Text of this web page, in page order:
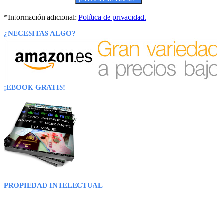
*Información adicional: Política de privacidad.
¿NECESITAS ALGO?
¡EBOOK GRATIS!
PROPIEDAD INTELECTUAL